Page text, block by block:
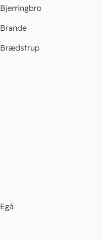
Bjerringbro
Brande
Brædstrup
Egå